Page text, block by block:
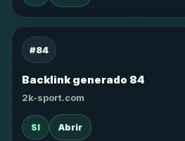
#84
Backlink generado 84
2k-sport.com
SI Abrir